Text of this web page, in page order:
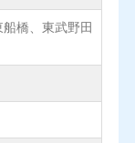
橋、東武野田